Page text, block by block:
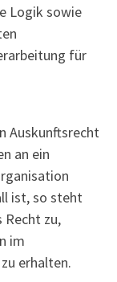
Logik sowie
für
Auskunftsrecht
an ein
ist, so steht
Recht zu,
im
erhalten.